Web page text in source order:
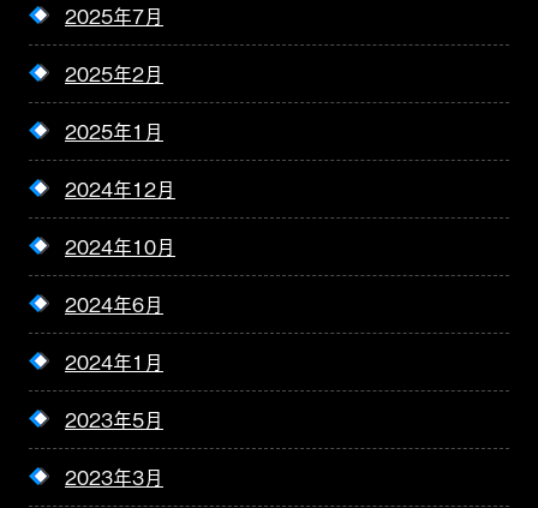
2025年7月
2025年2月
2025年1月
2024年12月
2024年10月
2024年6月
2024年1月
2023年5月
2023年3月